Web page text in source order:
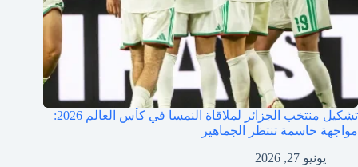
تشكيل منتخب الجزائر لملاقاة النمسا في كأس العالم 2026:
مواجهة حاسمة تنتظر الجماهير
يونيو 27, 2026